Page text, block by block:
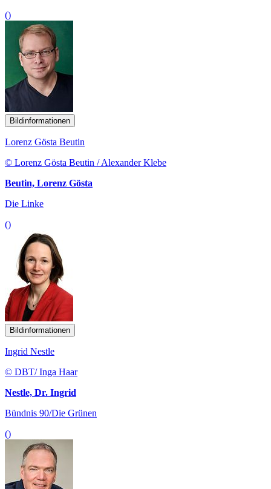
()
Bildinformationen
Lorenz Gösta Beutin
© Lorenz Gösta Beutin / Alexander Klebe
Beutin, Lorenz Gösta
Die Linke
()
Bildinformationen
Ingrid Nestle
© DBT/ Inga Haar
Nestle, Dr. Ingrid
Bündnis 90/Die Grünen
()